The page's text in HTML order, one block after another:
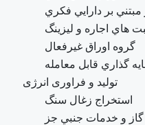
مبتني بر دارايي فكري
هاي اجاره و ليزينگ
گروه اوراق غيرفعال
گذاري قابل معامله
تولید و فراوری انرژی
استخراج زغال سنگ
گاز و خدمات جنبي جز